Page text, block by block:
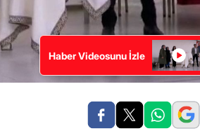
Haber Videosunu İzle